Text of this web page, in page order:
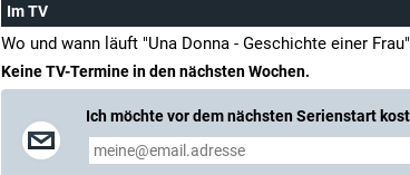
Im TV
Wo und wann läuft "Una Donna - Geschichte einer
Keine TV-Termine in den nächsten Wochen.
Ich möchte vor dem nächsten Serienstart